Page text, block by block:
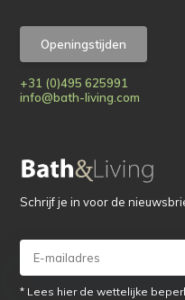
Openingstijden
+31 (0)495 625991
info@bath-living.com
Schrijf je in voor de
* Lees hier de wettelijke